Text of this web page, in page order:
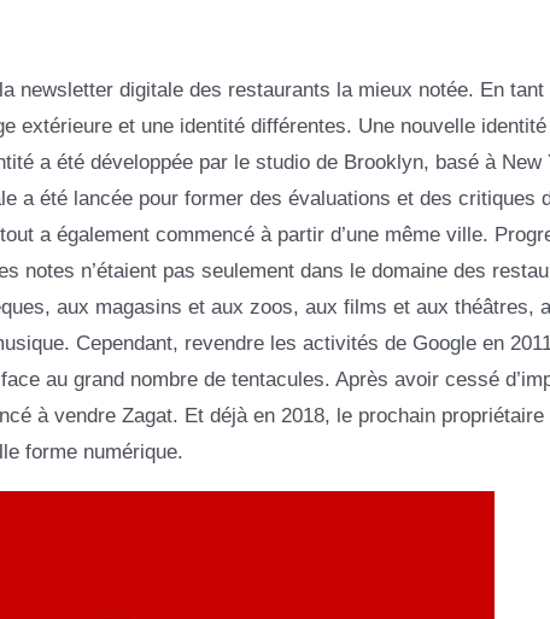
newsletter digitale des restaurants la mieux notée. En tant
extérieure et une identité différentes. Une nouvelle
a été développée par le studio de Brooklyn, basé à New
a été lancée pour former des évaluations et des critiques
a également commencé à partir d’une même ville.
notes n’étaient pas seulement dans le domaine des
aux magasins et aux zoos, aux films et aux théâtres,
Cependant, revendre les activités de Google en
au grand nombre de tentacules. Après avoir cessé
à vendre Zagat. Et déjà en 2018, le prochain propriétaire
forme numérique.